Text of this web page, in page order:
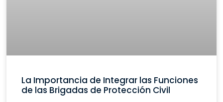
La Importancia de Integrar las Funciones
de las Brigadas de Protección Civil